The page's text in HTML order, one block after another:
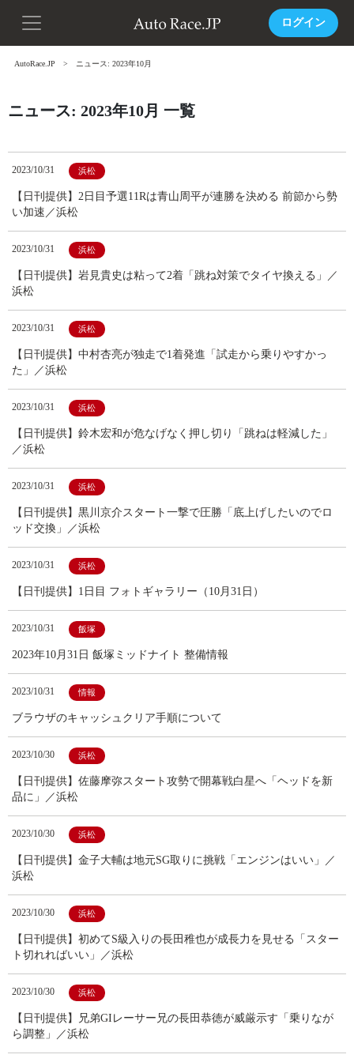
ログイン
AutoRace.JP ニュース: 2023年10月
ニュース: 2023年10月 一覧
2023/10/31 浜松
【日刊提供】2日目予選11Rは青山周平が連勝を決める 前節から勢
い加速／浜松
2023/10/31 浜松
【日刊提供】岩見貴史は粘って2着「跳ね対策でタイヤ換える」／
浜松
2023/10/31 浜松
【日刊提供】中村杏亮が独走で1着発進「試走から乗りやすかっ
た」／浜松
2023/10/31 浜松
【日刊提供】鈴木宏和が危なげなく押し切り「跳ねは軽減した」
／浜松
2023/10/31 浜松
【日刊提供】黒川京介スタート一撃で圧勝「底上げしたいのでロ
ッド交換」／浜松
2023/10/31 浜松
【日刊提供】1日目 フォトギャラリー（10月31日）
2023/10/31 飯塚
2023年10月31日 飯塚ミッドナイト 整備情報
2023/10/31 情報
ブラウザのキャッシュクリア手順について
2023/10/30 浜松
【日刊提供】佐藤摩弥スタート攻勢で開幕戦白星へ「ヘッドを新
品に」／浜松
2023/10/30 浜松
【日刊提供】金子大輔は地元SG取りに挑戦「エンジンはいい」／
浜松
2023/10/30 浜松
【日刊提供】初めてS級入りの長田稚也が成長力を見せる「スター
ト切れればいい」／浜松
2023/10/30 浜松
【日刊提供】兄弟GIレーサー兄の長田恭徳が威厳示す「乗りなが
ら調整」／浜松